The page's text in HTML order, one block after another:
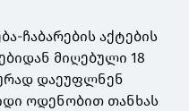
ჩაბარების აქტების
მიღებული 18
დაეუფლნენ
ოდენობით თანხას